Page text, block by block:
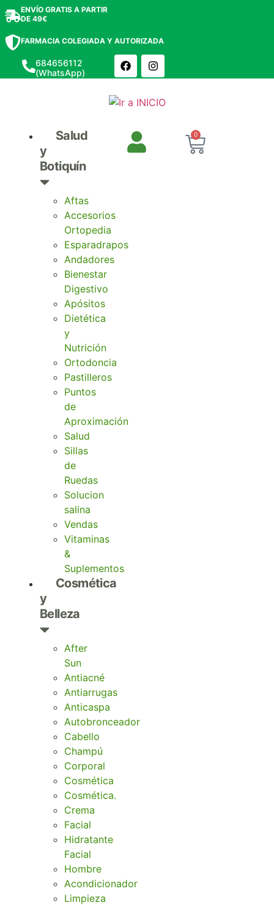
ENVÍO GRATIS A PARTIR
DE 49€
FARMACIA COLEGIADA Y AUTORIZADA
684656112
(WhatsApp)
Salud
y
Botiquín
Aftas
Accesorios
Ortopedia
Esparadrapos
Andadores
Bienestar
Digestivo
Apósitos
Dietética
y
Nutrición
Ortodoncia
Pastilleros
Puntos
de
Aproximación
Salud
Sillas
de
Ruedas
Solucion
salina
Vendas
Vitaminas
&
Suplementos
Cosmética
y
Belleza
After
Sun
Antiacné
Antiarrugas
Anticaspa
Autobronceador
Cabello
Champú
Corporal
Cosmética
Cosmética.
Crema
Facial
Hidratante
Facial
Hombre
Acondicionador
Limpieza
0